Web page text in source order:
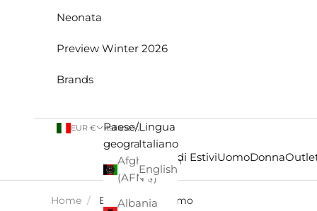
Saldi EstiviUomoDonna
Neonata
Preview Winter 2026
Brands
EUR €
Paese/Area
geografica
Afghanistan
(AFN ؋)
Albania
Italiano
Lingua
Italiano
English
Home / BLASTOFF - Uomo